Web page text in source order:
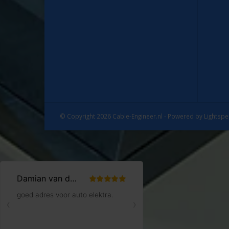
© Copyright 2026 Cable-Engineer.nl - Powered by